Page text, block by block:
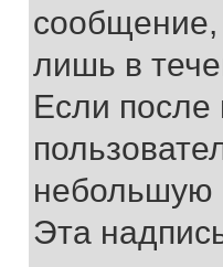
сообщение,
лишь в
Если после
небольшую
Эта